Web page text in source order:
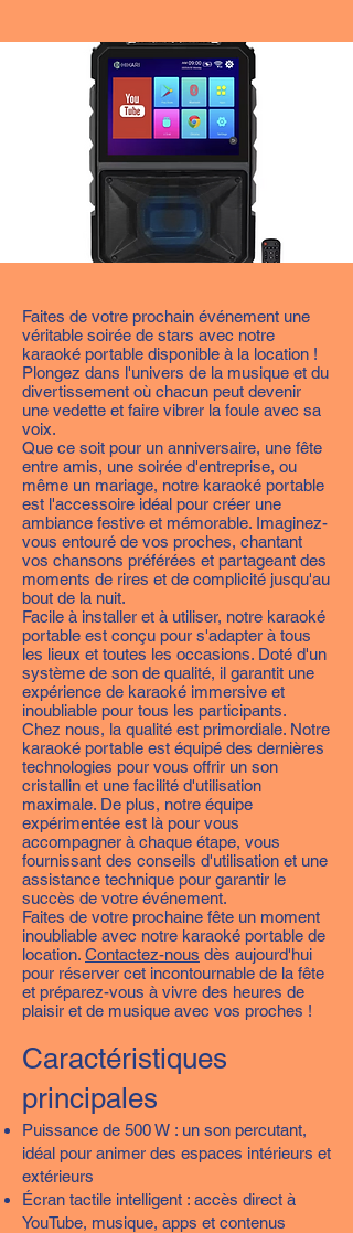
Faites de votre prochain événement une
véritable soirée de stars avec notre
karaoké portable disponible à la location !
Plongez dans l'univers de la musique et du
divertissement où chacun peut devenir
une vedette et faire vibrer la foule avec sa
voix.
Que ce soit pour un anniversaire, une fête
entre amis, une soirée d'entreprise, ou
même un mariage, notre karaoké portable
est l'accessoire idéal pour créer une
ambiance festive et mémorable. Imaginez-
vous entouré de vos proches, chantant
vos chansons préférées et partageant des
moments de rires et de complicité jusqu'au
bout de la nuit.
Facile à installer et à utiliser, notre karaoké
portable est conçu pour s'adapter à tous
les lieux et toutes les occasions. Doté d'un
système de son de qualité, il garantit une
expérience de karaoké immersive et
inoubliable pour tous les participants.
Chez nous, la qualité est primordiale. Notre
karaoké portable est équipé des dernières
technologies pour vous offrir un son
cristallin et une facilité d'utilisation
maximale. De plus, notre équipe
expérimentée est là pour vous
accompagner à chaque étape, vous
fournissant des conseils d'utilisation et une
assistance technique pour garantir le
succès de votre événement.
Faites de votre prochaine fête un moment
inoubliable avec notre karaoké portable de
location. Contactez-nous dès aujourd'hui
pour réserver cet incontournable de la fête
et préparez-vous à vivre des heures de
plaisir et de musique avec vos proches !
Caractéristiques
principales
Puissance de 500 W : un son percutant,
idéal pour animer des espaces intérieurs et
extérieurs
Écran tactile intelligent : accès direct à
YouTube, musique, apps et contenus